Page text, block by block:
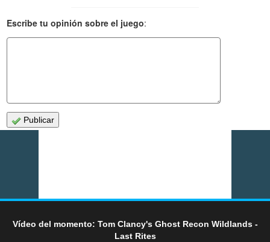
Escribe tu opinión sobre el juego:
Publicar
Vídeo del momento: Tom Clancy's Ghost Recon Wildlands -
Last Rites